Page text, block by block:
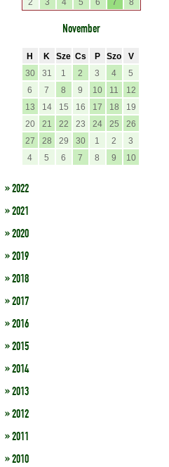
2
3 4 5 6 7 8
November
H K Sze Cs P Szo
V
30
31 1 2 3 4
5
6
7 8 9 10 11
12
13
14 15 16 17 18
19
20
21 22 23 24 25
26
27
28 29 30 1 2
3
4
5 6 7 8 9 10
» 2022
» 2021
» 2020
» 2019
» 2018
» 2017
» 2016
» 2015
» 2014
» 2013
» 2012
» 2011
» 2010